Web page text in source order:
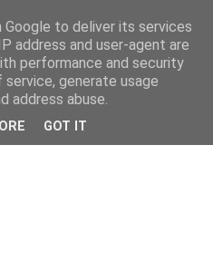
to deliver its services
address and user-agent are
performance and security
generate usage
address abuse.
GOT IT